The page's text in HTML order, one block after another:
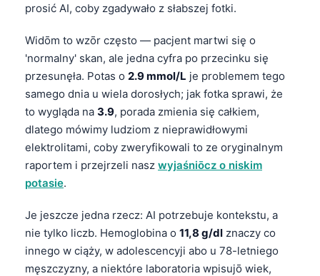
prosić AI, coby zgadywało z słabszej fotki.
Widōm to wzōr często — pacjent martwi się o
'normalny' skan, ale jedna cyfra po przecinku się
przesunęła. Potas o 2.9 mmol/L je problemem tego
samego dnia u wiela dorosłych; jak fotka sprawi, że
to wygląda na 3.9, porada zmienia się całkiem,
dlatego mówimy ludziom z nieprawidłowymi
elektrolitami, coby zweryfikowali to ze oryginalnym
raportem i przejrzeli nasz wyjaśniōcz o niskim
potasie.
Je jeszcze jedna rzecz: AI potrzebuje kontekstu, a
nie tylko liczb. Hemoglobina o 11,8 g/dl znaczy co
innego w ciąży, w adolescencyji abo u 78-letniego
męszczyzny, a niektóre laboratoria wpisujō wiek,